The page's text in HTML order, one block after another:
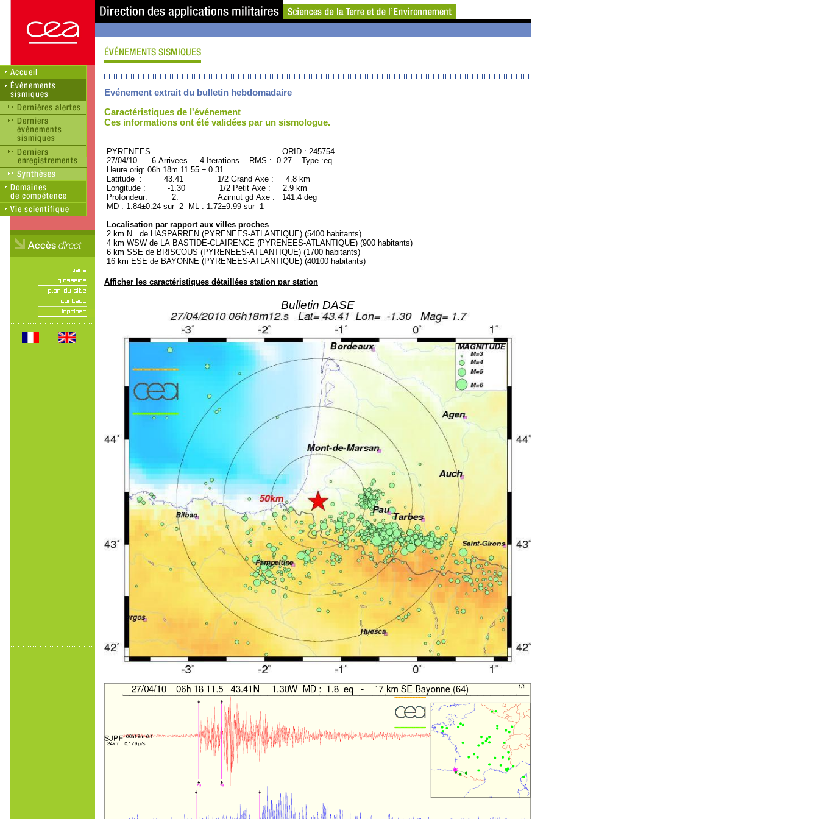
Evénement extrait du bulletin hebdomadaire
Caractéristiques de l'événement
Ces informations ont été validées par un sismologue.
PYRENEES ORID : 245754
27/04/10 6 Arrivees 4 Iterations RMS : 0.27 Type :eq
Heure orig: 06h 18m 11.55 ± 0.31
Latitude : 43.41 1/2 Grand Axe : 4.8 km
Longitude : -1.30 1/2 Petit Axe : 2.9 km
Profondeur: 2. Azimut gd Axe : 141.4 deg
MD : 1.84±0.24 sur 2 ML : 1.72±9.99 sur 1
Localisation par rapport aux villes proches
2 km N de HASPARREN (PYRENEES-ATLANTIQUE) (5400 habitants)
4 km WSW de LA BASTIDE-CLAIRENCE (PYRENEES-ATLANTIQUE) (900 habitants)
6 km SSE de BRISCOUS (PYRENEES-ATLANTIQUE) (1700 habitants)
16 km ESE de BAYONNE (PYRENEES-ATLANTIQUE) (40100 habitants)
Afficher les caractéristiques détaillées station par station
Bulletin DASE